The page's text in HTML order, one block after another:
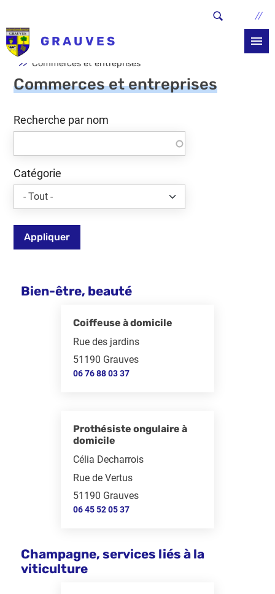
GRAUVES
Accueil
Economie locale
Commerces et entreprises
Commerces et entreprises
Recherche par nom
Catégorie
Appliquer
Bien-être, beauté
Coiffeuse à domicile
Rue des jardins
51190 Grauves
06 76 88 03 37
Prothésiste ongulaire à
domicile
Célia Decharrois
Rue de Vertus
51190 Grauves
06 45 52 05 37
Champagne, services liés à la
viticulture